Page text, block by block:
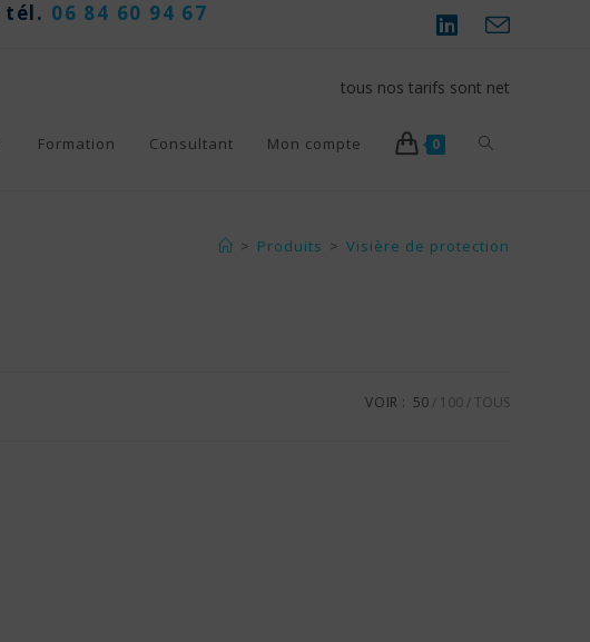
tél. 06 84 60 94 67
tous nos tarifs sont net
Formation Consultant Mon compte 0 Toggle
search
> Produits > Visière de protection
VOIR : 50 100 TOUS